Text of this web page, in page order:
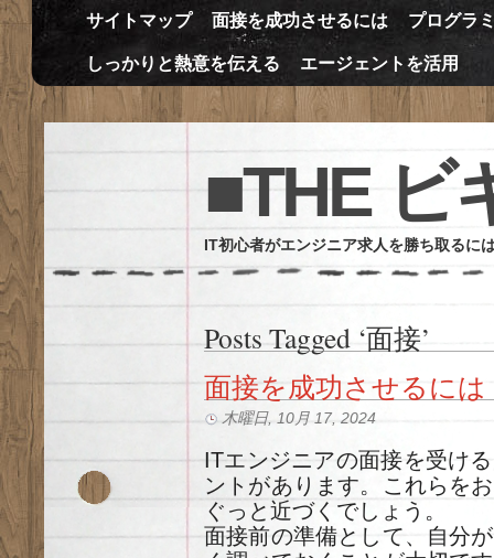
サイトマップ 面接を成功させるには プログラ
しっかりと熱意を伝える エージェントを活用
■THE ビ
IT初心者がエンジニア求人を勝ち取るに
Posts Tagged ‘面接’
面接を成功させるには
木曜日, 10月 17, 2024
ITエンジニアの面接を受け
ントがあります。これらを
ぐっと近づくでしょう。
面接前の準備として、自分